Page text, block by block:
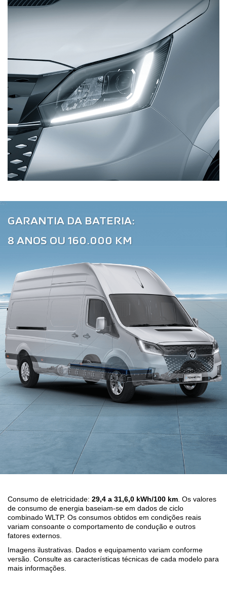
GARANTIA DA BATERIA:
8 ANOS OU 160.000 KM
Consumo de eletricidade: 29,4 a 31,6,0 kWh/100 km . Os valores
de consumo de energia baseiam-se em dados de ciclo
combinado WLTP. Os consumos obtidos em condições reais
variam consoante o comportamento de condução e outros
fatores externos.
Imagens ilustrativas. Dados e equipamento variam conforme
versão. Consulte as características técnicas de cada modelo para
mais informações.